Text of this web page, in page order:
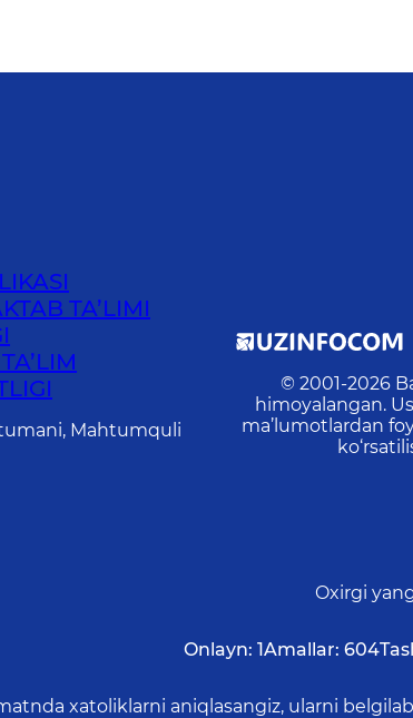
TA’LIMI
Mahtumquli
© 2001-2026
himoyalangan.
ma’lumotlardan
Oxirgi
Onlayn: 1Amallar: 604
xatoliklarni aniqlasangiz, ularni